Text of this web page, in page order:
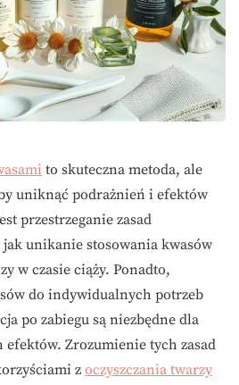
to skuteczna metoda, ale
uniknąć podrażnień i efektów
przestrzeganie zasad
unikanie stosowania kwasów
w czasie ciąży. Ponadto,
do indywidualnych potrzeb
po zabiegu są niezbędne dla
efektów. Zrozumienie tych zasad
z oczyszczania twarzy